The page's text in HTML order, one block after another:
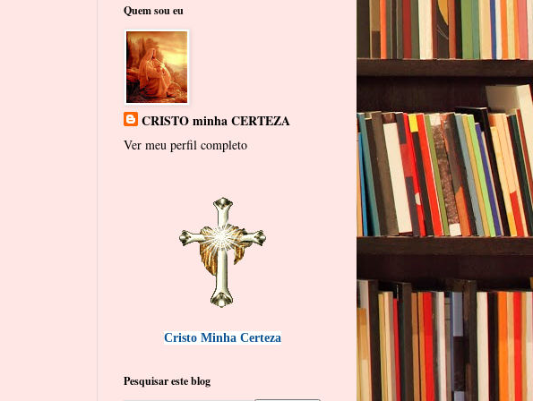
Quem sou eu
CRISTO minha CERTEZA
Ver meu perfil completo
Cristo Minha Certeza
Pesquisar este blog